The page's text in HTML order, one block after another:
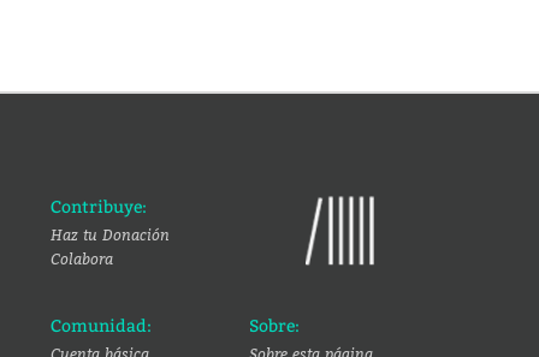
Contribuye:
Haz tu Donación
Colabora
Comunidad: Sobre: